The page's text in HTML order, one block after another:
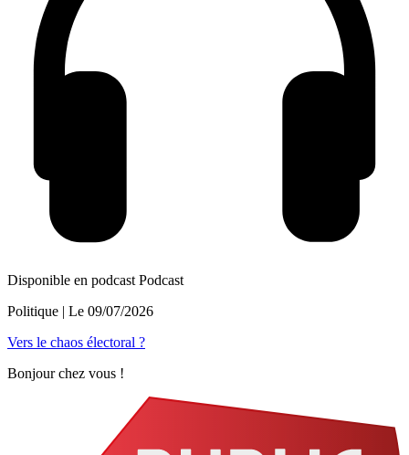
Disponible en podcast Podcast
Politique | Le 09/07/2026
Vers le chaos électoral ?
Bonjour chez vous !